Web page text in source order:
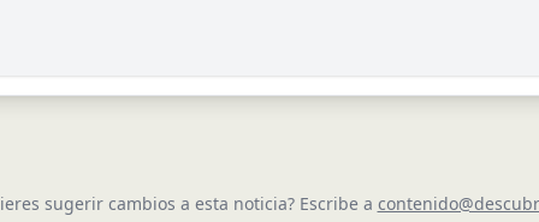
sugerir cambios a esta noticia? Escribe a